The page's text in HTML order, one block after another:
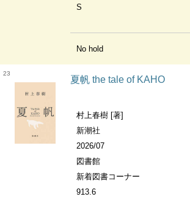
S
No hold
23
夏帆 the tale of KAHO
村上春樹 [著]
新潮社
2026/07
図書館
新着図書コーナー
913.6